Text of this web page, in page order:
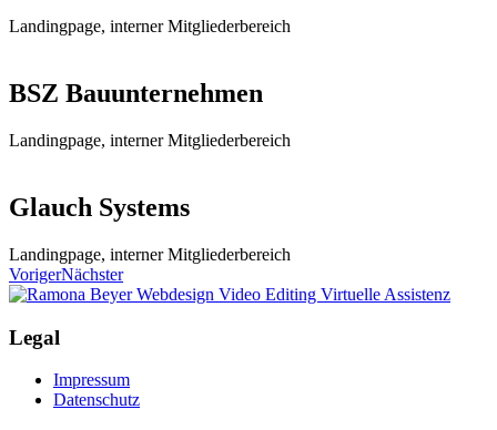
Landingpage, interner Mitgliederbereich
BSZ Bauunternehmen
Landingpage, interner Mitgliederbereich
Glauch Systems
Landingpage, interner Mitgliederbereich
VorigerNächster
Legal
Impressum
Datenschutz